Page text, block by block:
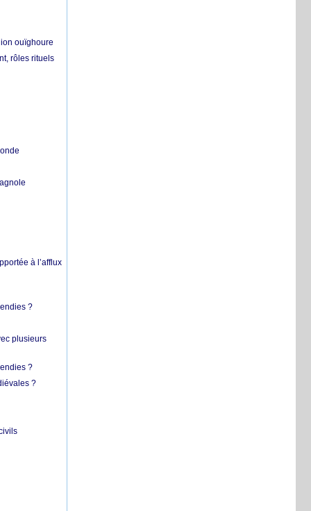
ouïghoure
rôles rituels
à l’afflux
?
plusieurs
?
?